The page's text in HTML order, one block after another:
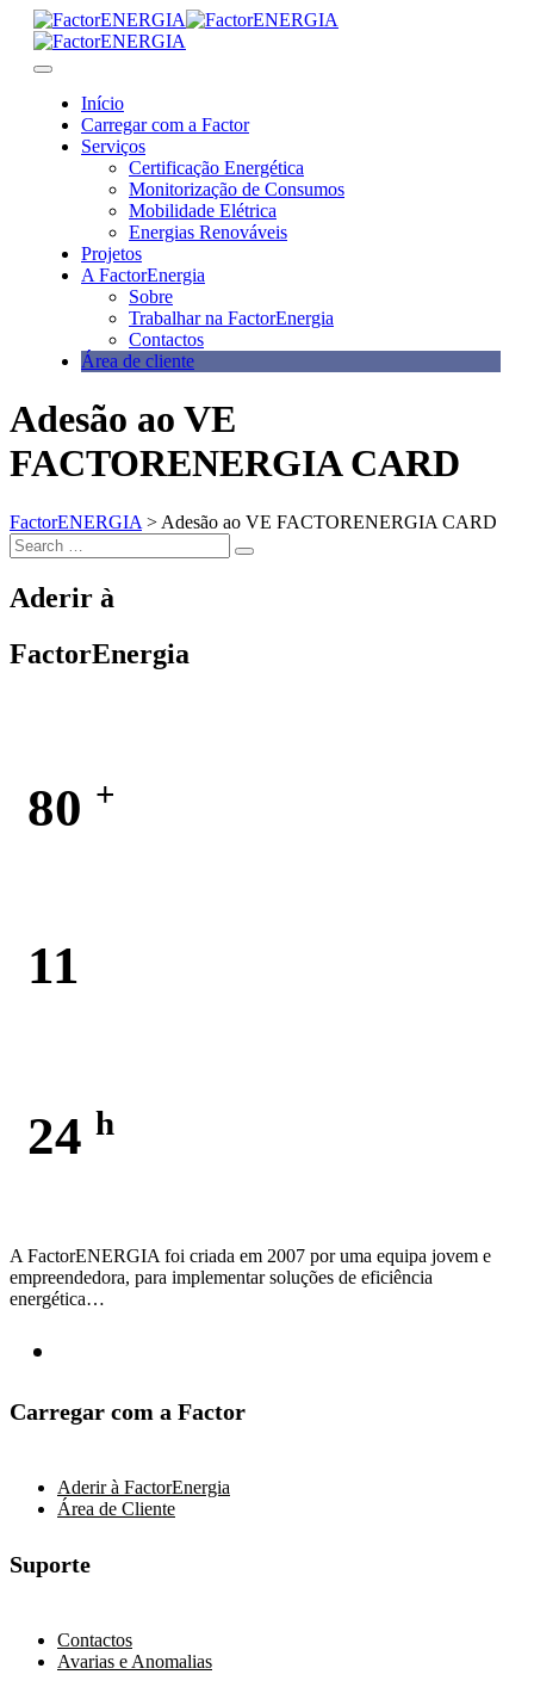
Skip
content
Início
Carregar com a Factor
Serviços
Certificação Energética
Monitorização de Consumos
Mobilidade Elétrica
Energias Renováveis
Projetos
A FactorEnergia
Sobre
Trabalhar na FactorEnergia
Contactos
Área de cliente
Adesão ao VE
FACTORENERGIA CARD
FactorENERGIA > Adesão ao VE FACTORENERGIA CARD
Search
for:
Search
Aderir à
FactorEnergia
80 +
11
24 h
A FactorENERGIA foi criada em 2007 por uma equipa jovem e
empreendedora, para implementar soluções de eficiência
energética…
Carregar com a Factor
Aderir à FactorEnergia
Área de Cliente
Suporte
Contactos
Avarias e Anomalias